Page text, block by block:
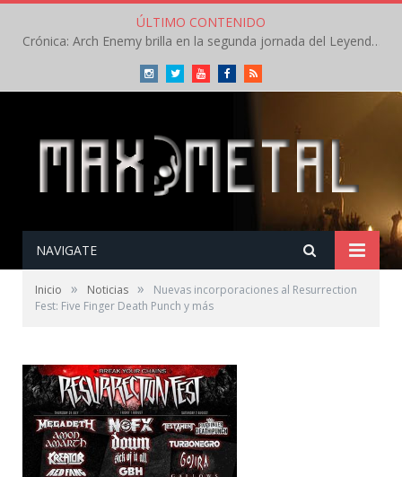
ÚLTIMO CONTENIDO
Crónica: Arch Enemy brilla en la segunda jornada del Leyendas del Rock – Jueves – Agosto 2026
InstagramTwitterYoutubeFacebookRSS
NAVIGATE
Inicio » Noticias »
Nuevas incorporaciones al Resurrection
Fest: Five Finger Death Punch y más